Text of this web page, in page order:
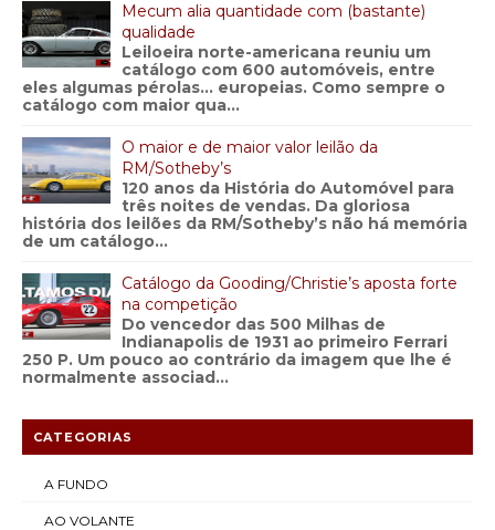
Mecum alia quantidade com (bastante)
qualidade
Leiloeira norte-americana reuniu um
catálogo com 600 automóveis, entre
eles algumas pérolas… europeias. Como sempre o
catálogo com maior qua...
O maior e de maior valor leilão da
RM/Sotheby’s
120 anos da História do Automóvel para
três noites de vendas. Da gloriosa
história dos leilões da RM/Sotheby’s não há memória
de um catálogo...
Catálogo da Gooding/Christie’s aposta forte
na competição
Do vencedor das 500 Milhas de
Indianapolis de 1931 ao primeiro Ferrari
250 P. Um pouco ao contrário da imagem que lhe é
normalmente associad...
CATEGORIAS
A FUNDO
AO VOLANTE